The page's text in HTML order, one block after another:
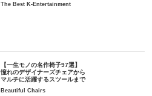
The Best K-Entertainment
【一生モノの名作椅子97選】
憧れのデザイナーズチェアから
マルチに活躍するスツールまで
Beautiful Chairs